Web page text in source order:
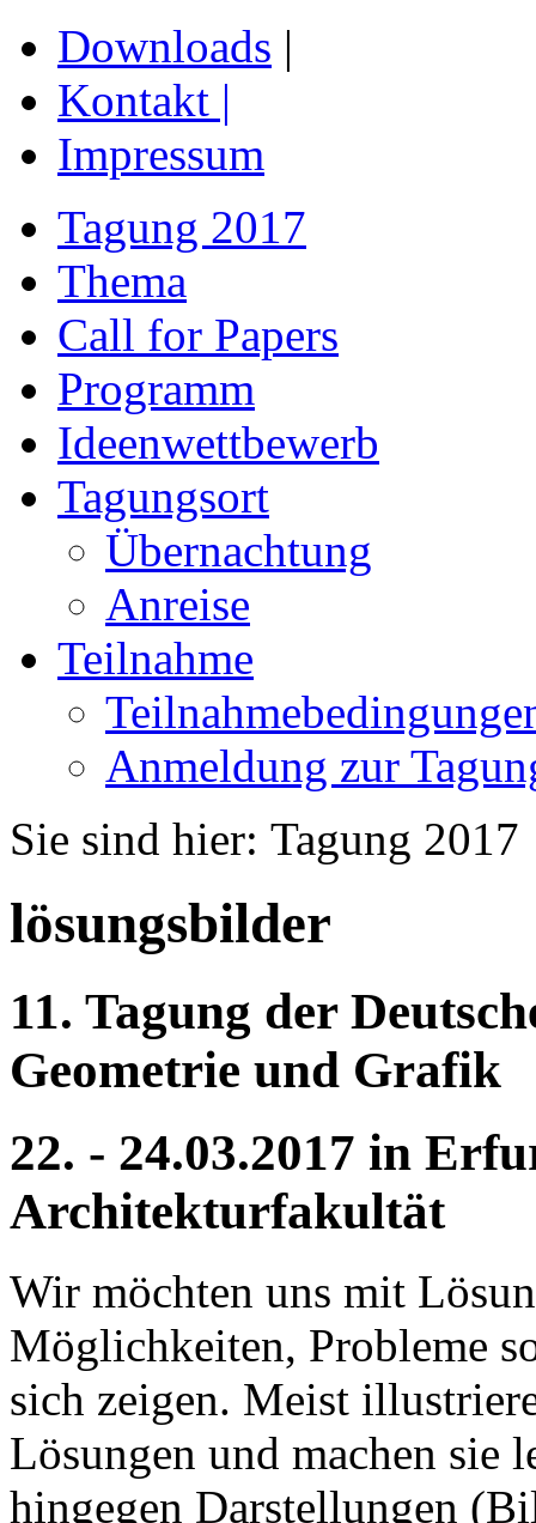
Downloads |
Kontakt |
Impressum
Tagung 2017
Thema
Call for Papers
Programm
Ideenwettbewerb
Tagungsort
Übernachtung
Anreise
Teilnahme
Anmeldung zur
Sie sind hier: Tagung 2017
lösungsbilder
11. Tagung der
Geometrie und Grafik
22. - 24.03.2017 in
Architekturfakultät
Wir möchten uns mit
Möglichkeiten, Probleme
sich zeigen. Meist
Lösungen und machen sie
hingegen Darstellungen